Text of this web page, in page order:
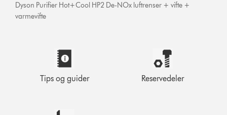
Dyson Purifier Hot+Cool HP2 De-NOx luftrenser + vifte +
varmevifte
Tips og guider Reservedeler